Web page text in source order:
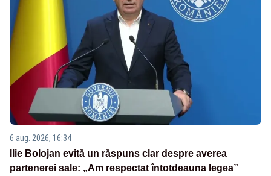
6 aug. 2026, 16:34
Ilie Bolojan evită un răspuns clar despre averea
partenerei sale: „Am respectat întotdeauna legea”